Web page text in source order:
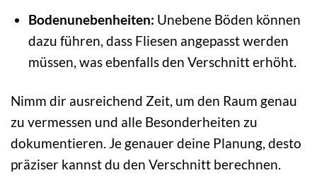
Bodenunebenheiten: Unebene Böden können
dazu führen, dass Fliesen angepasst werden
müssen, was ebenfalls den Verschnitt erhöht.
Nimm dir ausreichend Zeit, um den Raum genau
zu vermessen und alle Besonderheiten zu
dokumentieren. Je genauer deine Planung, desto
präziser kannst du den Verschnitt berechnen.